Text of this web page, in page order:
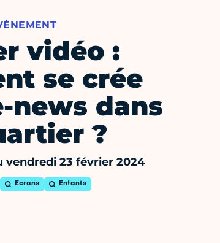
vidéo :
se crée
news dans
?
vendredi 23 février 2024
Ecrans Enfants